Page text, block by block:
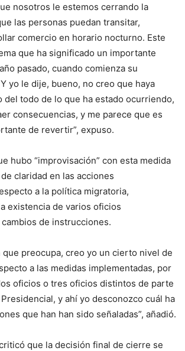
nosotros le estemos cerrando la
las personas puedan transitar,
comercio en horario nocturno. Este
que ha significado un importante
pasado, cuando comienza su
yo le dije, bueno, no creo que haya
del todo de lo que ha estado ocurriendo,
consecuencias, y me parece que es
de revertir”, expuso.
hubo “improvisación” con esta medida
claridad en las acciones
a la política migratoria,
existencia de varios oficios
de instrucciones.
que preocupa, creo yo un cierto nivel de
a las medidas implementadas, por
oficios o tres oficios distintos de parte
y ahí yo desconozco cuál ha
que han han sido señaladas”, añadió.
que la decisión final de cierre se